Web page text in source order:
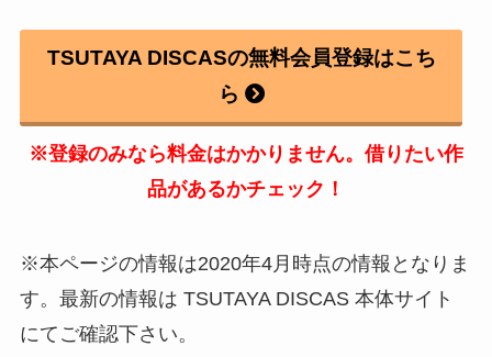
TSUTAYA DISCASの無料会員登録はこち
ら
※登録のみなら料金はかかりません。借りたい作
品があるかチェック！
※本ページの情報は2020年4月時点の情報となりま
す。最新の情報は TSUTAYA DISCAS 本体サイト
にてご確認下さい。